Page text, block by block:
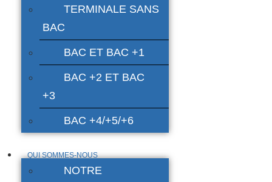
TERMINALE SANS
BAC
BAC ET BAC +1
BAC +2 ET BAC
+3
BAC +4/+5/+6
QUI SOMMES-NOUS
NOTRE